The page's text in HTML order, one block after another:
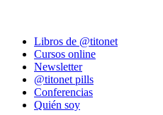
Libros de @titonet
Cursos online
Newsletter
@titonet pills
Conferencias
Quién soy